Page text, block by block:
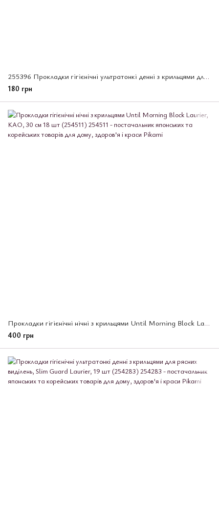
255396 Прокладки гігієнічні ультратонкі денні з крильцями для нормальних та рясних виділень, Slim G
180 грн
Прокладки гігієнічні нічні з крильцями Until Morning Block Laurier, KAO, 30 см 18 шт (254511)
400 грн